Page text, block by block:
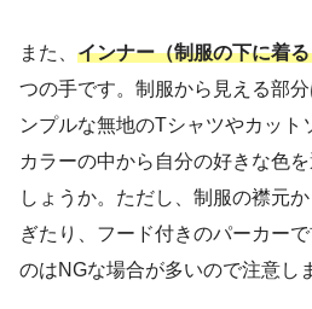
また、 インナー（制服の下に着
つの手です。制服から見える部
ンプルな無地のTシャツやカット
カラーの中から自分の好きな色
しょうか。ただし、制服の襟元
ぎたり、フード付きのパーカー
のはNGな場合が多いので注意し